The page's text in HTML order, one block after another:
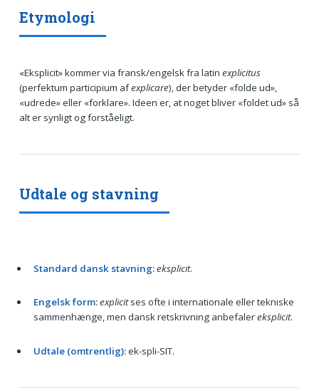
Etymologi
«Eksplicit» kommer via fransk/engelsk fra latin explicitus
(perfektum participium afexplicare), der betyder «folde ud»,
«udrede» eller «forklare». Ideen er, at noget bliver «foldet ud» så
alt er synligt og forståeligt.
Udtale og stavning
Standard dansk stavning:eksplicit.
Engelsk form:explicitses ofte i internationale eller tekniske
sammenhænge, men dansk retskrivning anbefalereksplicit.
Udtale (omtrentlig):ek-spli-SIT.